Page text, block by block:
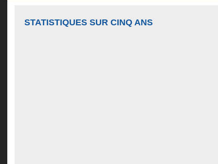
STATISTIQUES SUR CINQ ANS